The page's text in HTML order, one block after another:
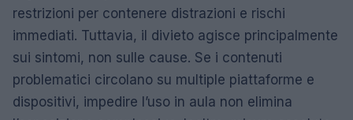
restrizioni per contenere distrazioni e rischi
immediati. Tuttavia, il divieto agisce principalmente
sui sintomi, non sulle cause. Se i contenuti
problematici circolano su multiple piattaforme e
dispositivi, impedire l’uso in aula non elimina